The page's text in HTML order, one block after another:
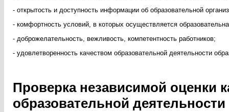
- открытость и доступность информации об образовательной
- комфортность условий, в которых осуществляется
- доброжелательность, вежливость, компетентность работников;
- удовлетворенность качеством образовательной деятельности
Проверка независимой оценки
образовательной деятельности